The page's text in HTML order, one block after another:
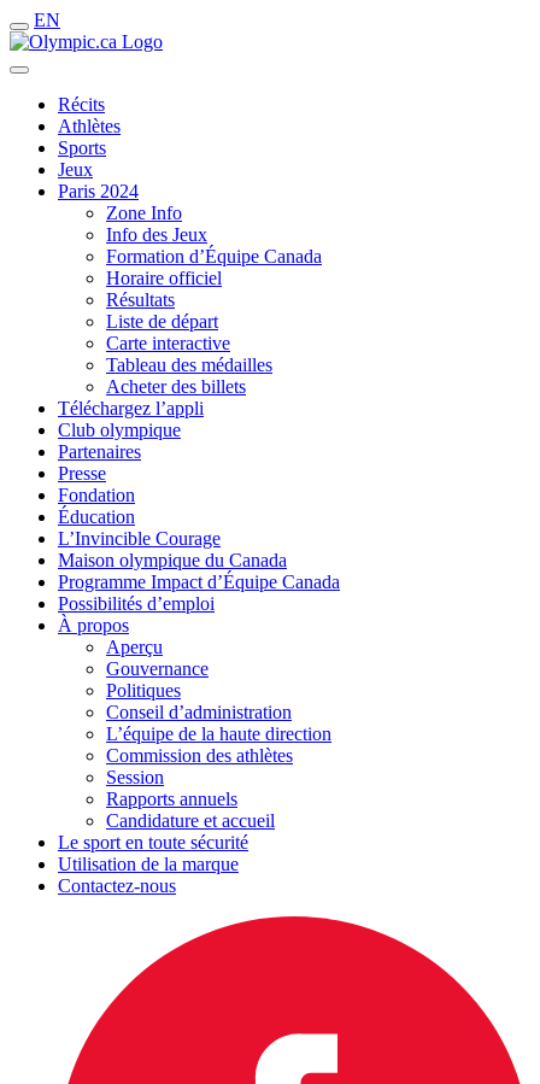
EN
Récits
Athlètes
Sports
Jeux
Paris 2024
Zone Info
Info des Jeux
Formation d’Équipe Canada
Horaire officiel
Résultats
Liste de départ
Carte interactive
Tableau des médailles
Acheter des billets
Téléchargez l’appli
Club olympique
Partenaires
Presse
Fondation
Éducation
L’Invincible Courage
Maison olympique du Canada
Programme Impact d’Équipe Canada
Possibilités d’emploi
À propos
Aperçu
Gouvernance
Politiques
Conseil d’administration
L’équipe de la haute direction
Commission des athlètes
Session
Rapports annuels
Candidature et accueil
Le sport en toute sécurité
Utilisation de la marque
Contactez-nous